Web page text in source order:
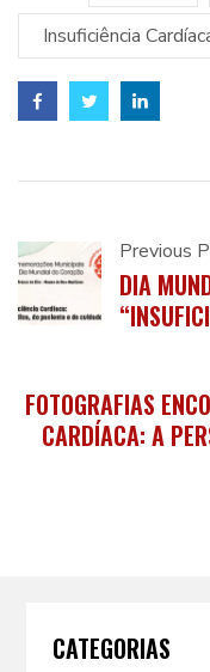
Insuficiência
Previous
DIA
FOTOGRAFIAS
CARDÍACA: A
CATEGORIAS